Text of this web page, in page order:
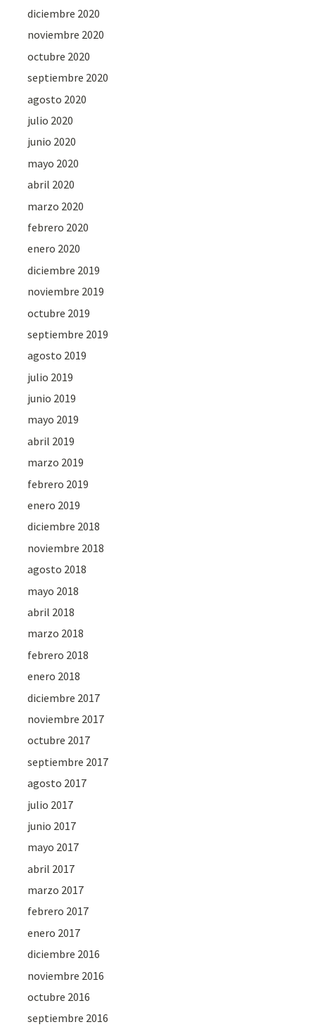
diciembre 2020
noviembre 2020
octubre 2020
septiembre 2020
agosto 2020
julio 2020
junio 2020
mayo 2020
abril 2020
marzo 2020
febrero 2020
enero 2020
diciembre 2019
noviembre 2019
octubre 2019
septiembre 2019
agosto 2019
julio 2019
junio 2019
mayo 2019
abril 2019
marzo 2019
febrero 2019
enero 2019
diciembre 2018
noviembre 2018
agosto 2018
mayo 2018
abril 2018
marzo 2018
febrero 2018
enero 2018
diciembre 2017
noviembre 2017
octubre 2017
septiembre 2017
agosto 2017
julio 2017
junio 2017
mayo 2017
abril 2017
marzo 2017
febrero 2017
enero 2017
diciembre 2016
noviembre 2016
octubre 2016
septiembre 2016